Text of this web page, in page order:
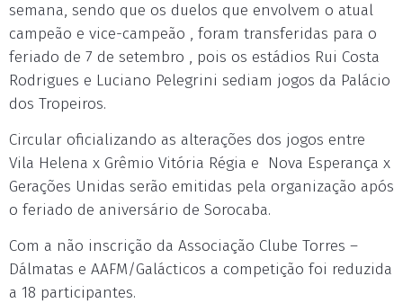
semana, sendo que os duelos que envolvem o atual
campeão e vice-campeão , foram transferidas para o
feriado de 7 de setembro , pois os estádios Rui Costa
Rodrigues e Luciano Pelegrini sediam jogos da Palácio
dos Tropeiros.
Circular oficializando as alterações dos jogos entre
Vila Helena x Grêmio Vitória Régia e Nova Esperança x
Gerações Unidas serão emitidas pela organização após
o feriado de aniversário de Sorocaba.
Com a não inscrição da Associação Clube Torres –
Dálmatas e AAFM/Galácticos a competição foi reduzida
a 18 participantes.